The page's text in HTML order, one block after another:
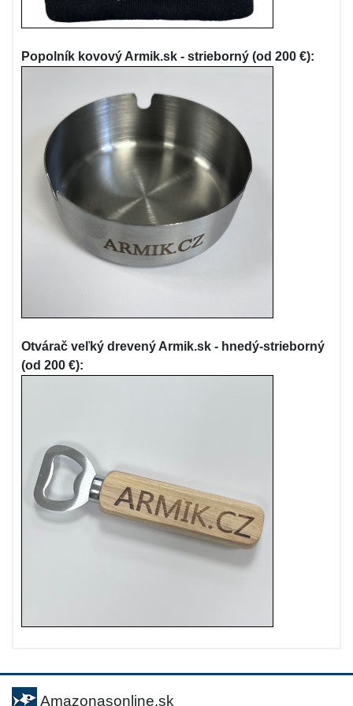
Popolník kovový Armik.sk - strieborný (od 200 €):
Otvárač veľký drevený Armik.sk - hnedý-strieborný
(od 200 €):
Amazonasonline.sk